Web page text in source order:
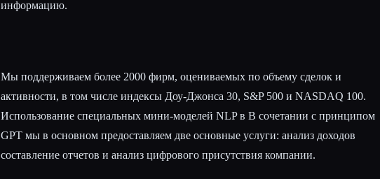
информацию.
Мы поддерживаем более 2000 фирм, оцениваемых по объему сделок и
активности, в том числе индексы Доу-Джонса 30, S&P 500 и NASDAQ 100.
Использование специальных мини-моделей NLP в В сочетании с принципом
GPT мы в основном предоставляем две основные услуги: анализ доходов
составление отчетов и анализ цифрового присутствия компании.